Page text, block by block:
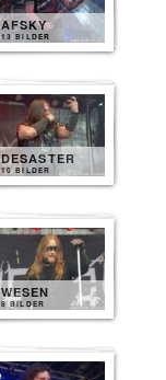
AFSKY
13 BILDER
DESASTER
10 BILDER
WESEN
8 BILDER